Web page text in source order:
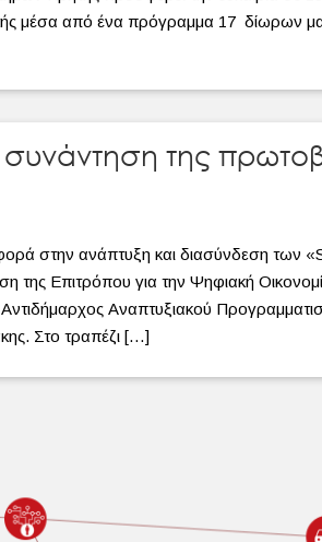
μέσα από ένα πρόγραμμα 17 δίωρων
της
στην ανάπτυξη και διασύνδεση των
της Επιτρόπου για την Ψηφιακή
Αναπτυξιακού
Στο τραπέζι […]